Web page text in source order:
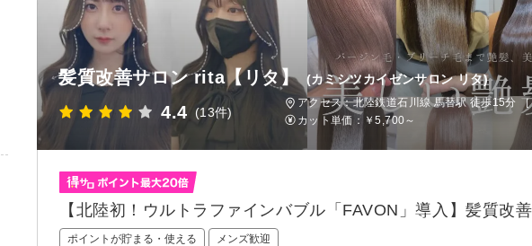
髪質改善サロン rita【リタ】 (カミシツカイゼンサロン リタ)
4.4 (13件)
アクセス：北陸鉄道石川線 馬替駅 徒歩15分
カット単価： ￥5,700～
【北陸初！ウルトラファインバブル「FAVON」導入】髪質改
ポイントが貯まる・使える メンズ歓迎